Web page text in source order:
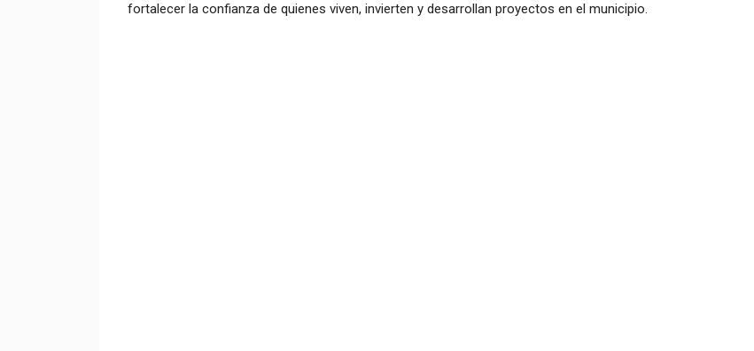
fortalecer la confianza de quienes viven, invierten y desarrollan proyectos en el municipio.